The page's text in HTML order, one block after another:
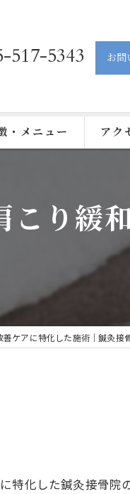
517-5343 お問
・メニュー アク
り緩
善ケアに特化した施術｜鍼灸接
化した鍼灸接骨院